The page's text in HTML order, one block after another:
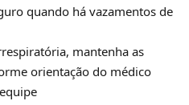
quando há vazamentos de
mantenha as
orientação do médico